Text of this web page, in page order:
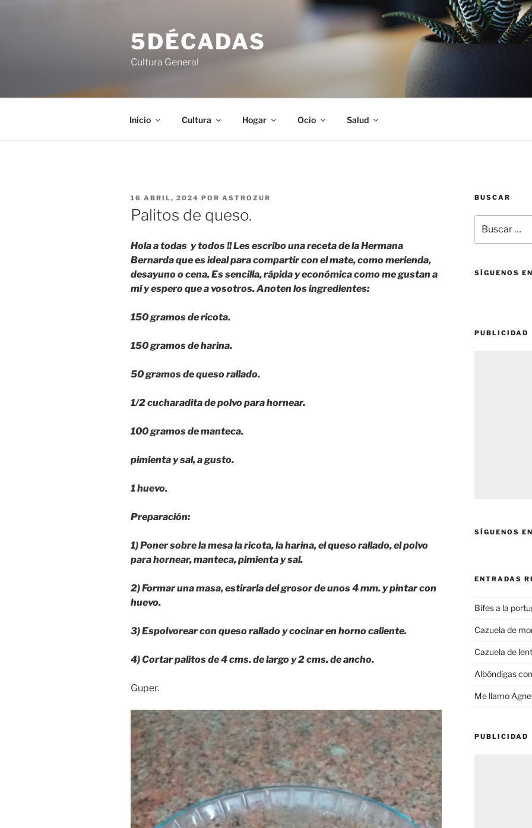
5DÉCADAS
Cultura General
Inicio Cultura Hogar Ocio Salud
PUBLICADO
EL
16 ABRIL, 2024 POR ASTROZUR
Palitos de queso.
Hola a todas y todos !! Les escribo una receta de la Hermana
Bernarda que es ideal para compartir con el mate, como merienda,
desayuno o cena. Es sencilla, rápida y económica como me gustan a
mí y espero que a vosotros. Anoten los ingredientes:
150 gramos de ricota.
150 gramos de harina.
50 gramos de queso rallado.
1/2 cucharadita de polvo para hornear.
100 gramos de manteca.
pimienta y sal, a gusto.
1 huevo.
Preparación:
1) Poner sobre la mesa la ricota, la harina, el queso rallado, el polvo
para hornear, manteca, pimienta y sal.
2) Formar una masa, estirarla del grosor de unos 4 mm. y pintar con
huevo.
3) Espolvorear con queso rallado y cocinar en horno caliente.
4) Cortar palitos de 4 cms. de largo y 2 cms. de ancho.
Guper.
BUSCAR
por:
SÍGUENOS
PUBLICIDAD
SÍGUENOS
ENTRADAS
Bifes a la
Cazuela de
Cazuela de
Albóndigas
Me llamo
PUBLICIDAD